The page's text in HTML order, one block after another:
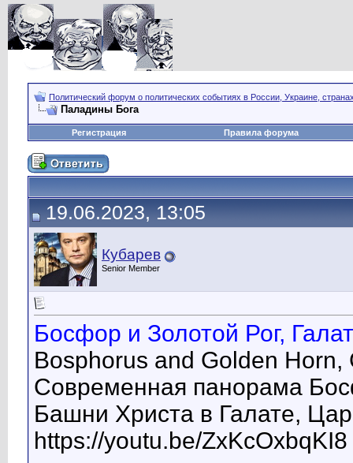
Политический форум о политических событиях в России, Украине,
Паладины Бога
Регистрация Правила форума
19.06.2023, 13:05
Кубарев
Senior Member
Босфор и Золотой Рог,
Bosphorus and Golden
Современная панорама
Башни Христа в Галате,
https://youtu.be/ZxKcOxbqKI8